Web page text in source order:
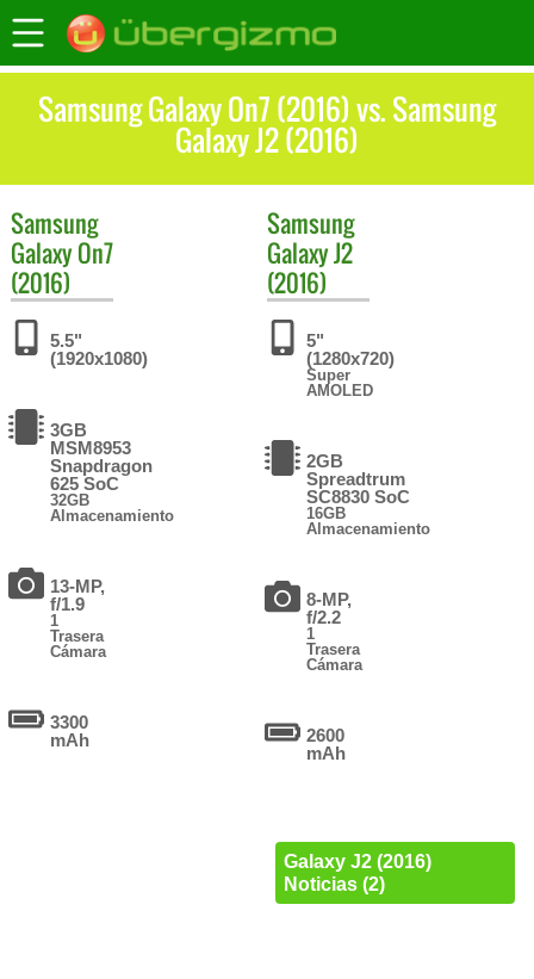
Samsung Galaxy On7 (2016) vs. Samsung
Galaxy J2 (2016)
Samsung
Galaxy On7
(2016)
5.5"
(1920x1080)
3GB
MSM8953
Snapdragon
625 SoC
32GB
Almacenamiento
13-MP,
f/1.9
1
Trasera
Cámara
3300
mAh
Samsung
Galaxy J2
(2016)
5"
(1280x720)
Super
AMOLED
2GB
Spreadtrum
SC8830 SoC
16GB
Almacenamiento
8-MP,
f/2.2
1
Trasera
Cámara
2600
mAh
Galaxy J2 (2016)
Noticias (2)